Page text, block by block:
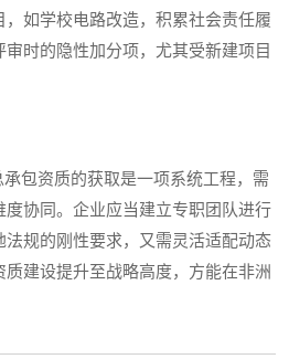
如学校电路改造，积累社会责任履
时的隐性加分项，尤其受新建项目
包资质的获取是一项系统工程，需
协同。企业应当建立专职团队进行
规的刚性要求，又需灵活适配动态
建设提升至战略高度，方能在非洲